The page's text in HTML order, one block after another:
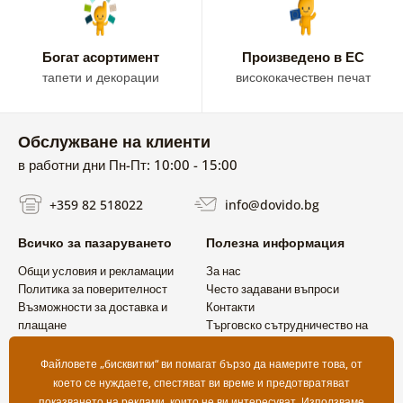
В нашата колекция ще откриете фототапети с музикални
инструменти, китари, пиана, ноти, винилови плочи и
мотиви, вдъхновени от концертната сцена и света на
декоративни решения за стена.
Музикалните фототапети са идеалният избор за всеки,
който иска да подчертае любовта си към музиката чрез
Богат асортимент
тапети и декорации
Произведено в ЕС
висококачествен печат
Обслужване на клиенти
в работни дни Пн-Пт: 10:00 - 15:00
+359 82 518022 info@dovido.bg
Всичко за пазаруването
Общи условия и рекламации
Политика за поверителност
Възможности за доставка и
плащане
Полезна информация
За нас
Често задавани въпроси
Контакти
Търговско сътрудничество на
Файловете „бисквитки“ ви помагат бързо да намерите това, от
което се нуждаете, спестяват ви време и предотвратяват